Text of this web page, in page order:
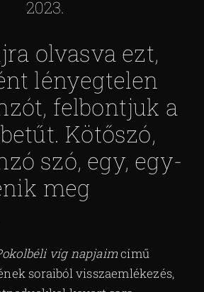
2023.
olvasva ezt,
lényegtelen
felbontjuk a
Kötőszó,
szó, egy, egy-
meg
víg napjaimcímű
soraiból visszaemlékezés,